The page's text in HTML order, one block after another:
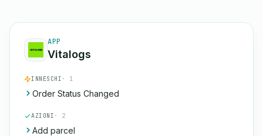
APP
Vitalogs
INNESCHI · 1
Order Status Changed
AZIONI · 2
Add parcel